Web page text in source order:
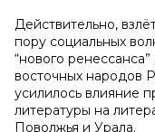
Действительно,
пору социальных
“нового
восточных народов
усилилось влияние
литературы на
Поволжья и Урала.